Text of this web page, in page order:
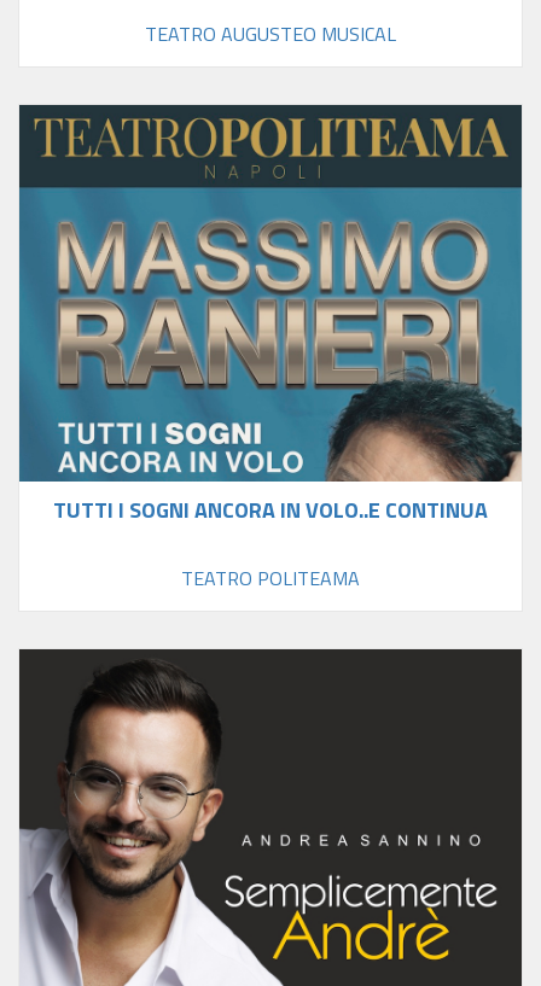
TEATRO AUGUSTEO MUSICAL
TUTTI I SOGNI ANCORA IN VOLO..E CONTINUA
TEATRO POLITEAMA